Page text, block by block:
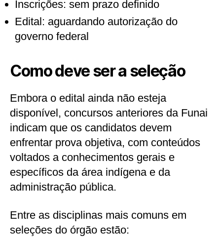
Inscrições: sem prazo definido
Edital: aguardando autorização do
governo federal
Como deve ser a seleção
Embora o edital ainda não esteja
disponível, concursos anteriores da Funai
indicam que os candidatos devem
enfrentar prova objetiva, com conteúdos
voltados a conhecimentos gerais e
específicos da área indígena e da
administração pública.
Entre as disciplinas mais comuns em
seleções do órgão estão: